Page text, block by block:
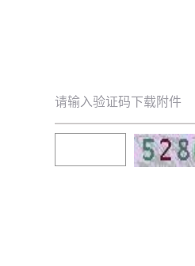
请输入验证码下载附件